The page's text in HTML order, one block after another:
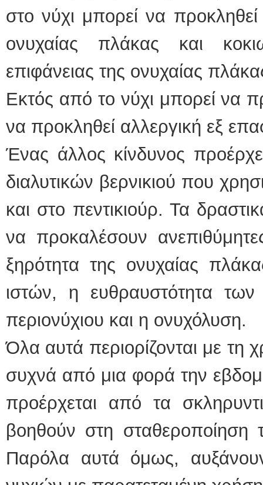
στο νύχι μπορεί να
ονυχαίας πλάκας και
επιφάνειας της ονυχαίας
Εκτός από το νύχι μπορεί να
να προκληθεί αλλεργική εξ
Ένας άλλος κίνδυνος
διαλυτικών βερνικιού που
και στο πεντικιούρ. Τα
να προκαλέσουν
ξηρότητα της ονυχαίας
ιστών, η ευθραυστότητα
περιονύχιου και η ονυχόλυση.
Όλα αυτά περιορίζονται με τη
συχνά από μια φορά την
προέρχεται από τα
βοηθούν στη σταθεροποίηση
Παρόλα αυτά όμως,